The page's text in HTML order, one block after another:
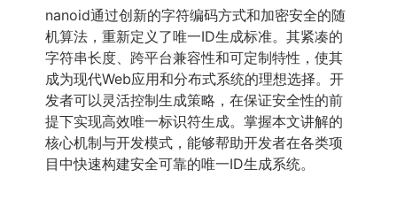
nanoid通过创新的字符编码方式和加密安全的随
机算法，重新定义了唯一ID生成标准。其紧凑的
字符串长度、跨平台兼容性和可定制特性，使其
成为现代Web应用和分布式系统的理想选择。开
发者可以灵活控制生成策略，在保证安全性的前
提下实现高效唯一标识符生成。掌握本文讲解的
核心机制与开发模式，能够帮助开发者在各类项
目中快速构建安全可靠的唯一ID生成系统。